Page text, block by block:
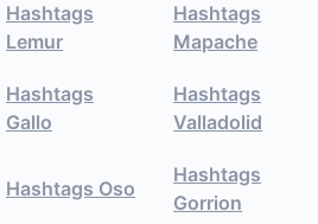
Hashtags
Lemur
Hashtags
Mapache
Hashtags
Gallo
Hashtags
Valladolid
Hashtags Oso
Hashtags
Gorrion